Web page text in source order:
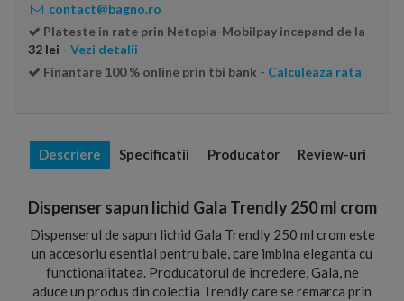
contact@bagno.ro
Plateste in rate prin Netopia-Mobilpay incepand de la
32 lei - Vezi detalii
Finantare 100 % online prin tbi bank - Calculeaza rata
Descriere Specificatii Producator Review-uri
Dispenser sapun lichid Gala Trendly 250 ml crom
Dispenserul de sapun lichid Gala Trendly 250 ml crom este
un accesoriu esential pentru baie, care imbina eleganta cu
functionalitatea. Producatorul de incredere, Gala, ne
aduce un produs din colectia Trendly care se remarca prin